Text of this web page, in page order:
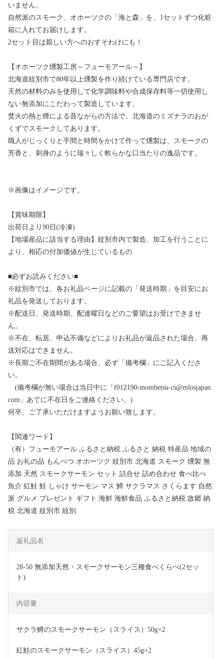
いません。
自然派のスモーク、オホーツクの「海と森」を、1セットずつ化粧
箱に入れてお届けします。
2セット目は親しい方へのおすそわけにも！
【オホーツク燻製工房～フューモアール～】
北海道紋別市で80年以上燻製を作り続けている専門店です。
天然の材料のみを使用して化学調味料や合成保存料等一切使用し
ない無添加にこだわって製造しています。
焚火の熱と煙による昔ながらの方法で、北海道のミズナラのおが
くずでスモークしてあります。
職人がじっくりと手間と時間をかけて作って燻製は、スモークの
芳香と、刺身のように瑞々しく軟らかな口当たりの逸品です。
※画像はイメージです。
【賞味期限】
出荷日より90日(冷凍)
【地場産品に該当する理由】紋別市内で製造、加工を行うことに
より、相応の付加価値が生じているもの
■必ずお読みください■
※紋別市では、各お礼品ページに記載の「発送時期」を目安にお
礼品を発送しております。
※配送日、発送時期、配達曜日などのご要望はお受けできませ
ん。
※不在、転居、申込不備などによりお礼品が返品された場合、再
送対応はできません。
※長期ご不在期間がある場合、必ず「備考欄」にご記入くださ
い。
(備考欄が無い場合は当日中に「f012190-mombetsu-cs@mlosjapan.
com」あてに不在日をご連絡ください。)
何卒、ご了承いただけますようお願い致します。
【関連ワード】
（有）フューモアール ふるさと納税 ふるさと 納税 特産品 地域の
品 お礼の品 もんべつ オホーツク 紋別市 北海道 スモーク 燻製 無
添加 天然 スモークサーモン セット 詰合せ 詰め合わせ 食べ比べ
魚介 紅鮭 鮭 しゃけ サーモン マス 鱒 サクラマス さくらます 自然
派 グルメ プレゼント ギフト 海鮮 海鮮食品 ふるさと納税 故郷 納
税 北海道 紋別市 紋別
返礼品名
28-50 無添加天然・スモークサーモン三種食べくらべ(2セッ
ト)
内容量
サクラ鱒のスモークサーモン（スライス）50g×2
紅鮭のスモークサーモン（スライス）45g×2